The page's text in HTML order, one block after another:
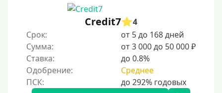
Credit7
4
Срок:
от 5 до 168 дней
Сумма:
от 3 000 до 50 000 ₽
Ставка:
до 0.8%
Одобрение:
Среднее